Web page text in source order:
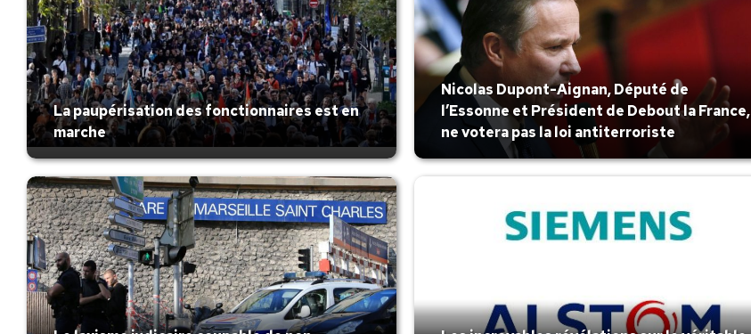
La paupérisation des fonctionnaires est en
marche
Nicolas Dupont-Aignan, Député de
l’Essonne et Président de Debout la France,
ne votera pas la loi antiterroriste